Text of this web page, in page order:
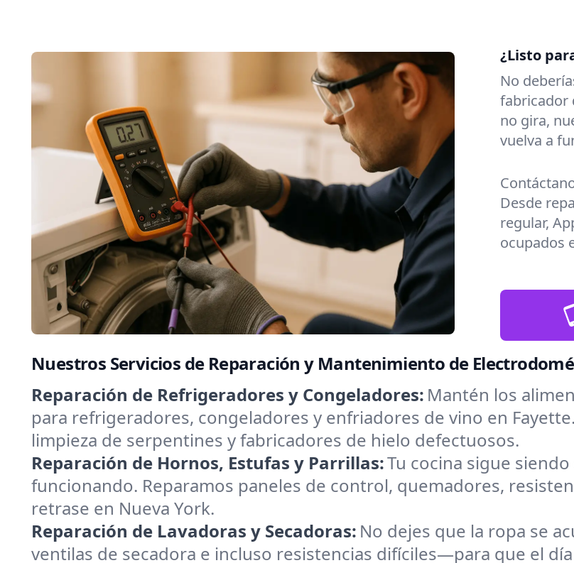
¿Listo
No
fabricador
no gira,
vuelva a
Desde
regular,
ocupados
Nuestros Servicios de Reparación y Mantenimiento de
Reparación de Refrigeradores y Congeladores: Mantén los
para refrigeradores, congeladores y enfriadores de vino en
limpieza de serpentines y fabricadores de hielo defectuosos.
Reparación de Hornos, Estufas y Parrillas:Tu cocina sigue
funcionando. Reparamos paneles de control, quemadores,
retrase en Nueva York.
Reparación de Lavadoras y Secadoras: No dejes que la ropa se
ventilas de secadora e incluso resistencias difíciles—para que el